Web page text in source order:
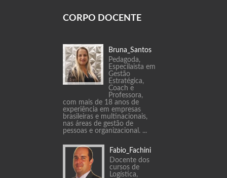
CORPO DOCENTE
Bruna_Santos
Pedagoda,
Especilaista em
Gestão
Estratégica,
Coach e
Professora,
com mais de 18 anos de
experiência em empresas
brasileiras e multinacionais,
nas áreas de gestão de
pessoas e organizacional. ...
Fabio_Fachini
Docente dos
cursos de
Logística,